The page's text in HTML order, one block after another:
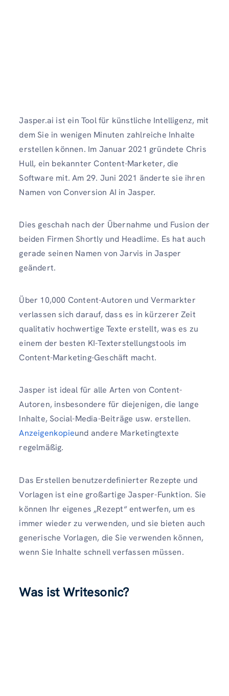
Jasper.ai ist ein Tool für künstliche Intelligenz, mit
dem Sie in wenigen Minuten zahlreiche Inhalte
erstellen können. Im Januar 2021 gründete Chris
Hull, ein bekannter Content-Marketer, die
Software mit. Am 29. Juni 2021 änderte sie ihren
Namen von Conversion AI in Jasper.
Dies geschah nach der Übernahme und Fusion der
beiden Firmen Shortly und Headlime. Es hat auch
gerade seinen Namen von Jarvis in Jasper
geändert.
Über 10,000 Content-Autoren und Vermarkter
verlassen sich darauf, dass es in kürzerer Zeit
qualitativ hochwertige Texte erstellt, was es zu
einem der besten KI-Texterstellungstools im
Content-Marketing-Geschäft macht.
Jasper ist ideal für alle Arten von Content-
Autoren, insbesondere für diejenigen, die lange
Inhalte, Social-Media-Beiträge usw. erstellen.
Anzeigenkopieund andere Marketingtexte
regelmäßig.
Das Erstellen benutzerdefinierter Rezepte und
Vorlagen ist eine großartige Jasper-Funktion. Sie
können Ihr eigenes „Rezept“ entwerfen, um es
immer wieder zu verwenden, und sie bieten auch
generische Vorlagen, die Sie verwenden können,
wenn Sie Inhalte schnell verfassen müssen.
Was ist Writesonic?